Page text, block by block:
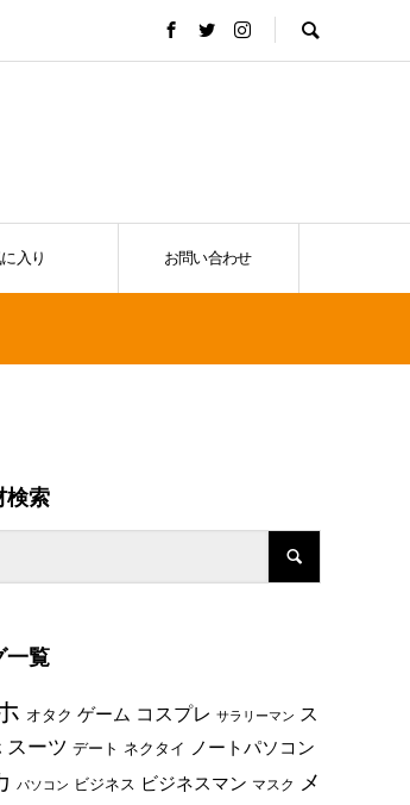
入り お問い合わせ
検索
一覧
オタク ゲーム コスプレ サラリーマン ス
スーツ デート ネクタイ ノートパソコン
パソコン ビジネス ビジネスマン マスク メ